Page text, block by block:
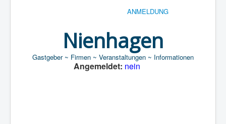
ANMELDUNG
Nienhagen
Gastgeber ~ Firmen ~ Veranstaltungen ~ Informationen
Angemeldet: nein